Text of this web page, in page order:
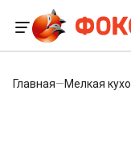
Главная—Мелкая